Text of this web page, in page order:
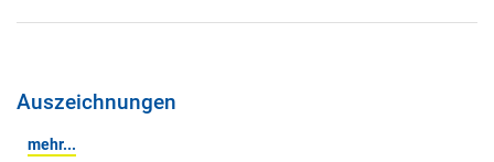
Auszeichnungen
mehr...